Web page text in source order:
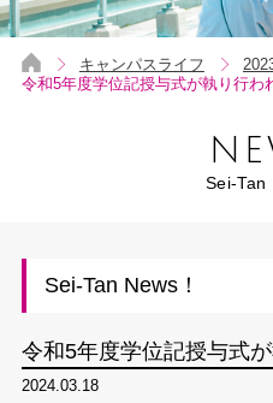
キャンパスライフ
令和5年度学位記授与式が執り行わ
Sei-Tan
Sei-Tan News！
令和5年度学位記授与式
2024.03.18